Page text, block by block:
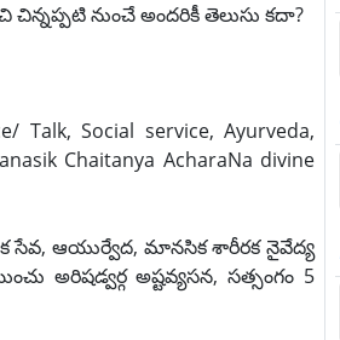
నుంచే అందరికీ తెలుసు కదా?
Talk, Social service, Ayurveda,
Chaitanya AcharaNa divine
ఆయుర్వేద, మానసిక శారీరక నైవేద్య
అరిషడ్వర్గ అష్టవ్యసన, సత్సంగం 5